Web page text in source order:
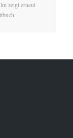
zeigt erneut